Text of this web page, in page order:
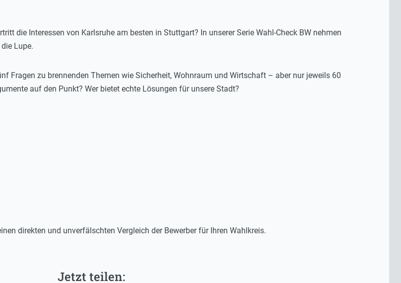
die Interessen von Karlsruhe am besten in Stuttgart? In unserer Serie Wahl-Check BW nehmen
Lupe.
Fragen zu brennenden Themen wie Sicherheit, Wohnraum und Wirtschaft – aber nur jeweils 60
auf den Punkt? Wer bietet echte Lösungen für unsere Stadt?
direkten und unverfälschten Vergleich der Bewerber für Ihren Wahlkreis.